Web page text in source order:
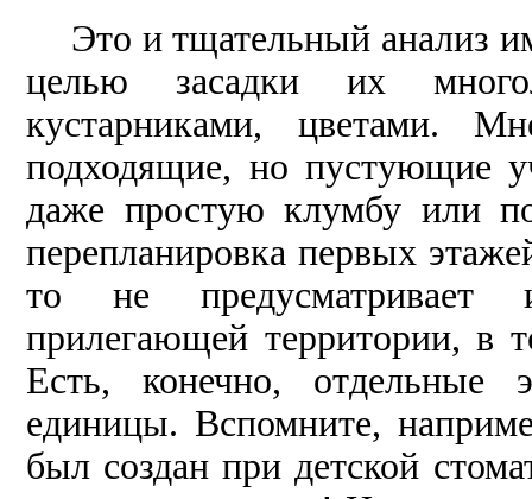
Это и тщательный анализ
целью засадки их
кустарниками, цветами.
подходящие, но пустующие
даже простую клумбу или
перепланировка первых
то не предусматривает и
прилегающей территории, в
Есть, конечно,
единицы. Вспомните,
был создан при детской